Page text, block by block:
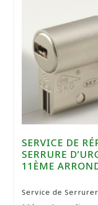
SERVICE DE
SERRURE
11ÈME
Service de